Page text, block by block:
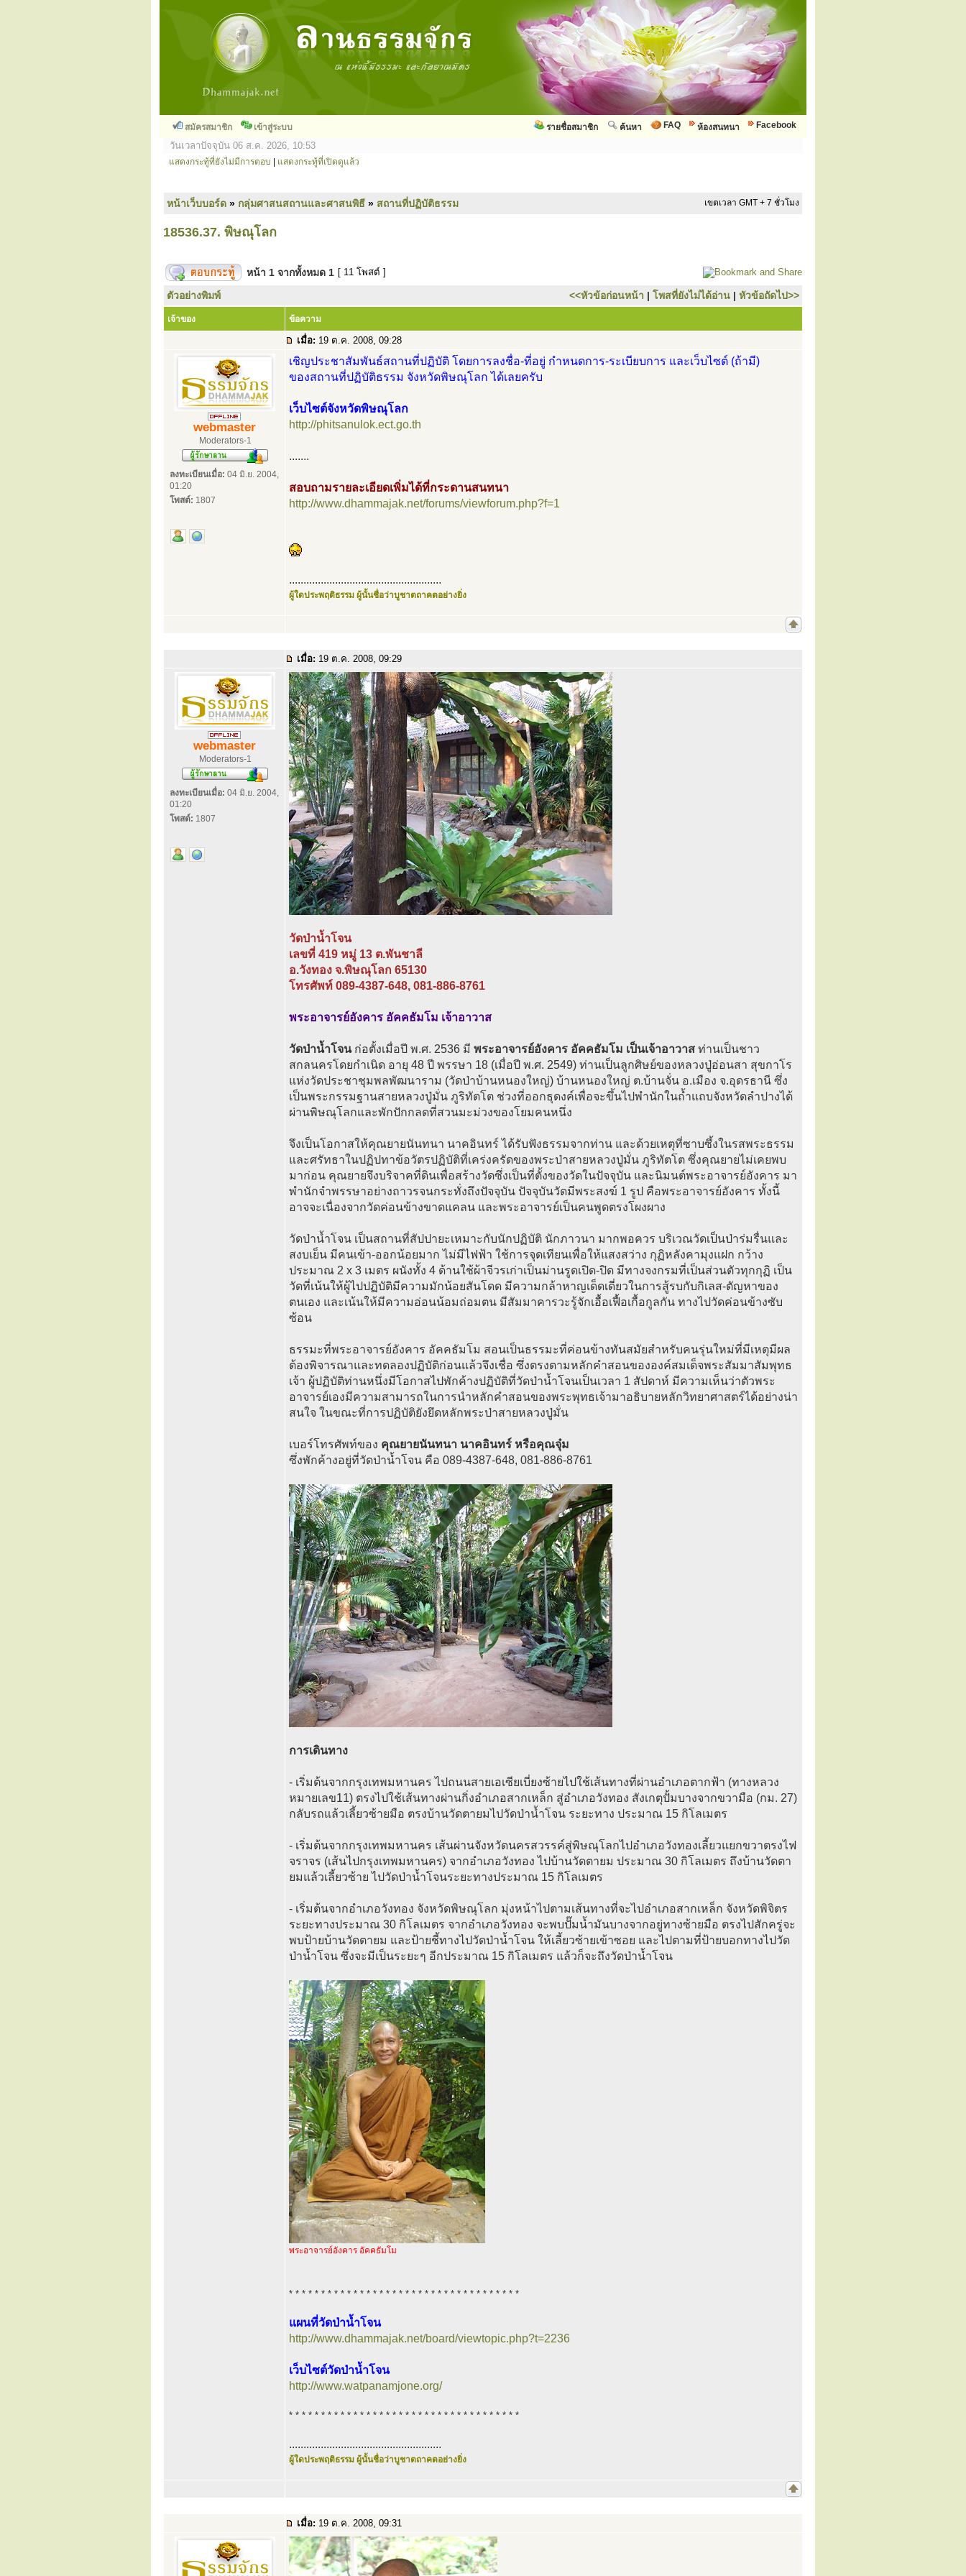
สมัครสมาชิก เข้าสู่ระบบ Facebook
ห้องสนทนา
FAQ
ค้นหา
รายชื่อสมาชิก
วันเวลาปัจจุบัน 06 ส.ค. 2026, 10:53
แสดงกระทู้ที่ยังไม่มีการตอบ แสดงกระทู้ที่เปิดดูแล้ว
หน้าเว็บบอร์ด » กลุ่มศาสนสถานและศาสนพิธี » สถานที่ปฏิบัติธรรม เขตเวลา GMT + 7 ชั่วโมง
18536.37. พิษณุโลก
หน้า 1 จากทั้งหมด 1 [ 11 โพสต์ ]
ตัวอย่างพิมพ์ <<หัวข้อก่อนหน้า | โพสที่ยังไม่ได้อ่าน | หัวข้อถัดไป>>
เจ้าของ ข้อความ
เมื่อ: 19 ต.ค. 2008, 09:28
webmaster
Moderators-1
ลงทะเบียนเมื่อ: 04 มิ.ย. 2004,
01:20
โพสต์: 1807
เชิญประชาสัมพันธ์สถานที่ปฏิบัติ โดยการลงชื่อ-ที่อยู่ กำหนดการ-ระเบียบการ และเว็บไซต์ (ถ้ามี)
ของสถานที่ปฏิบัติธรรม จังหวัดพิษณุโลก ได้เลยครับ
เว็บไซต์จังหวัดพิษณุโลก
http://phitsanulok.ect.go.th
.......
สอบถามรายละเอียดเพิ่มได้ที่กระดานสนทนา
http://www.dhammajak.net/forums/viewforum.php?f=1
.....................................................
ผู้ใดประพฤติธรรม ผู้นั้นชื่อว่าบูชาตถาคตอย่างยิ่ง
เมื่อ: 19 ต.ค. 2008, 09:29
webmaster
Moderators-1
ลงทะเบียนเมื่อ: 04 มิ.ย. 2004,
01:20
โพสต์: 1807
วัดป่าน้ำโจน
เลขที่ 419 หมู่ 13 ต.พันชาลี
อ.วังทอง จ.พิษณุโลก 65130
โทรศัพท์ 089-4387-648, 081-886-8761
พระอาจารย์อังคาร อัคคธัมโม เจ้าอาวาส
วัดป่าน้ำโจนก่อตั้งเมื่อปี พ.ศ. 2536 มี พระอาจารย์อังคาร อัคคธัมโม เป็นเจ้าอาวาส ท่านเป็นชาว
สกลนครโดยกำเนิด อายุ 48 ปี พรรษา 18 (เมื่อปี พ.ศ. 2549) ท่านเป็นลูกศิษย์ของหลวงปู่อ่อนสา สุขกาโร
แห่งวัดประชาชุมพลพัฒนาราม (วัดป่าบ้านหนองใหญ่) บ้านหนองใหญ่ ต.บ้านจั่น อ.เมือง จ.อุดรธานี ซึ่ง
เป็นพระกรรมฐานสายหลวงปู่มั่น ภูริทัตโต ช่วงที่ออกธุดงค์เพื่อจะขึ้นไปพำนักในถ้ำแถบจังหวัดลำปางได้
ผ่านพิษณุโลกและพักปักกลดที่สวนมะม่วงของโยมคนหนึ่ง
จึงเป็นโอกาสให้คุณยายนันทนา นาคอินทร์ ได้รับฟังธรรมจากท่าน และด้วยเหตุที่ซาบซึ้งในรสพระธรรม
และศรัทธาในปฏิปทาข้อวัตรปฏิบัติที่เคร่งครัดของพระป่าสายหลวงปู่มั่น ภูริทัตโต ซึ่งคุณยายไม่เคยพบ
มาก่อน คุณยายจึงบริจาคที่ดินเพื่อสร้างวัดซึ่งเป็นที่ตั้งของวัดในปัจจุบัน และนิมนต์พระอาจารย์อังคาร มา
พำนักจำพรรษาอย่างถาวรจนกระทั่งถึงปัจจุบัน ปัจจุบันวัดมีพระสงฆ์ 1 รูป คือพระอาจารย์อังคาร ทั้งนี้
อาจจะเนื่องจากวัดค่อนข้างขาดแคลน และพระอาจารย์เป็นคนพูดตรงโผงผาง
วัดป่าน้ำโจน เป็นสถานที่สัปปายะเหมาะกับนักปฏิบัติ นักภาวนา มากพอควร บริเวณวัดเป็นป่าร่มรื่นและ
สงบเย็น มีคนเข้า-ออกน้อยมาก ไม่มีไฟฟ้า ใช้การจุดเทียนเพื่อให้แสงสว่าง กุฏิหลังคามุงแฝก กว้าง
ประมาณ 2 x 3 เมตร ผนังทั้ง 4 ด้านใช้ผ้าจีวรเก่าเป็นม่านรูดเปิด-ปิด มีทางจงกรมที่เป็นส่วนตัวทุกกุฏิ เป็น
วัดที่เน้นให้ผู้ไปปฏิบัติมีความมักน้อยสันโดด มีความกล้าหาญเด็ดเดี่ยวในการสู้รบกับกิเลส-ตัญหาของ
ตนเอง และเน้นให้มีความอ่อนน้อมถ่อมตน มีสัมมาคารวะรู้จักเอื้อเฟื้อเกื้อกูลกัน ทางไปวัดค่อนข้างซับ
ซ้อน
ธรรมะที่พระอาจารย์อังคาร อัคคธัมโม สอนเป็นธรรมะที่ค่อนข้างทันสมัยสำหรับคนรุ่นใหม่ที่มีเหตุมีผล
ต้องพิจารณาและทดลองปฏิบัติก่อนแล้วจึงเชื่อ ซึ่งตรงตามหลักคำสอนขององค์สมเด็จพระสัมมาสัมพุทธ
เจ้า ผู้ปฏิบัติท่านหนึ่งมีโอกาสไปพักค้างปฏิบัติที่วัดป่าน้ำโจนเป็นเวลา 1 สัปดาห์ มีความเห็นว่าตัวพระ
อาจารย์เองมีความสามารถในการนำหลักคำสอนของพระพุทธเจ้ามาอธิบายหลักวิทยาศาสตร์ได้อย่างน่า
สนใจ ในขณะที่การปฏิบัติยังยึดหลักพระป่าสายหลวงปู่มั่น
เบอร์โทรศัพท์ของ คุณยายนันทนา นาคอินทร์ หรือคุณจุ๋ม
ซึ่งพักค้างอยู่ที่วัดป่าน้ำโจน คือ 089-4387-648, 081-886-8761
การเดินทาง
- เริ่มต้นจากกรุงเทพมหานคร ไปถนนสายเอเซียเบี่ยงซ้ายไปใช้เส้นทางที่ผ่านอำเภอตากฟ้า (ทางหลวง
หมายเลข11) ตรงไปใช้เส้นทางผ่านกิ่งอำเภอสากเหล็ก สู่อำเภอวังทอง สังเกตุปั้มบางจากขวามือ (กม. 27)
กลับรถแล้วเลี้ยวซ้ายมือ ตรงบ้านวัดตายมไปวัดป่าน้ำโจน ระยะทาง ประมาณ 15 กิโลเมตร
- เริ่มต้นจากกรุงเทพมหานคร เส้นผ่านจังหวัดนครสวรรค์สู่พิษณุโลกไปอำเภอวังทองเลี้ยวแยกขวาตรงไฟ
จราจร (เส้นไปกรุงเทพมหานคร) จากอำเภอวังทอง ไปบ้านวัดตายม ประมาณ 30 กิโลเมตร ถึงบ้านวัดตา
ยมแล้วเลี้ยวซ้าย ไปวัดป่าน้ำโจนระยะทางประมาณ 15 กิโลเมตร
- เริ่มต้นจากอำเภอวังทอง จังหวัดพิษณุโลก มุ่งหน้าไปตามเส้นทางที่จะไปอำเภอสากเหล็ก จังหวัดพิจิตร
ระยะทางประมาณ 30 กิโลเมตร จากอำเภอวังทอง จะพบปั๊มน้ำมันบางจากอยู่ทางซ้ายมือ ตรงไปสักครู่จะ
พบป้ายบ้านวัดตายม และป้ายชี้ทางไปวัดป่าน้ำโจน ให้เลี้ยวซ้ายเข้าซอย และไปตามที่ป้ายบอกทางไปวัด
ป่าน้ำโจน ซึ่งจะมีเป็นระยะๆ อีกประมาณ 15 กิโลเมตร แล้วก็จะถึงวัดป่าน้ำโจน
พระอาจารย์อังคาร อัคคธัมโม
* * * * * * * * * * * * * * * * * * * * * * * * * * * * * * * * * * * *
แผนที่วัดป่าน้ำโจน
http://www.dhammajak.net/board/viewtopic.php?t=2236
เว็บไซต์วัดป่าน้ำโจน
http://www.watpanamjone.org/
* * * * * * * * * * * * * * * * * * * * * * * * * * * * * * * * * * * *
.....................................................
ผู้ใดประพฤติธรรม ผู้นั้นชื่อว่าบูชาตถาคตอย่างยิ่ง
เมื่อ: 19 ต.ค. 2008, 09:31